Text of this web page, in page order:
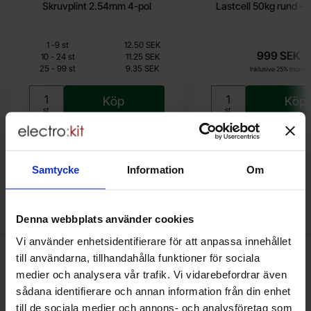
Samtycke Information Om
Denna webbplats använder cookies
Vi använder enhetsidentifierare för att anpassa innehållet
till användarna, tillhandahålla funktioner för sociala
medier och analysera vår trafik. Vi vidarebefordrar även
sådana identifierare och annan information från din enhet
till de sociala medier och annons- och analysföretag som
Skruvplint 2.54mm 4-pol
Lagervara, 432 st
7.50 SEK
Inklusive 25% moms
Enhet:
st
Köp
Mängdrabatt
Pris /st
1 -till
9 st
12.50 SEK
10 -till24 st
11.25 SEK
25 - till
99 st 9.35 SEK
Lastcell 50kg rund -
Lagervara, 1 st
999 SEK
Inklusive 25% moms
Enhet:
st
Köp
motstånd kolfilm 0.25W 10kohm (10k) som favorit
Makera motstånd kolfilm 0.25W